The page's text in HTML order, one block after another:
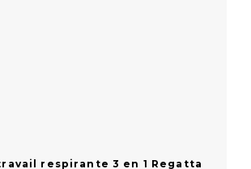
respirante 3 en 1 Regatta